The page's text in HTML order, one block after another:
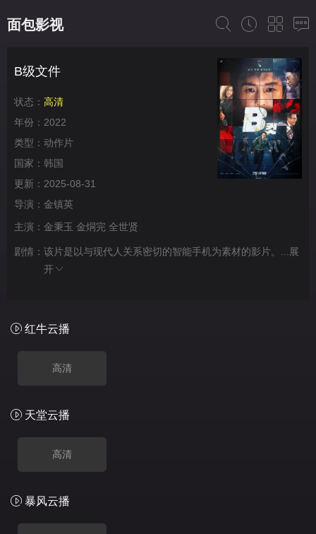
面包影视
B级文件
状态： 高清
年份： 2022
类型： 动作片
国家： 韩国
更新： 2025-08-31
导演： 金镇英
主演： 金秉玉 金烔完 全世贤
剧情： 该片是以与现代人关系密切的智能手机为素材的影片。...
展
开
红牛云播
高清
天堂云播
高清
暴风云播